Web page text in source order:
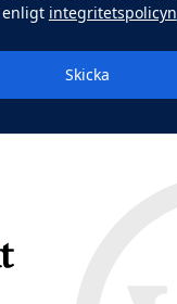
integritetspolicyn
Skicka